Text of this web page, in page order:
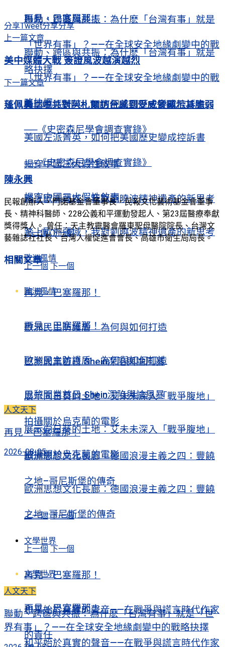
聯動、跨區與共振：為什麽「台灣有事」就是
「世界有事」？——在全球安全地緣劇變中的戰
略抉擇
美國左派菁英，如何把美國歷史變成控訴書
──《史密森尼學會調查實錄》
揭穿中國三大假性敘事
踏上歐洲疆域，我對劉曉波精神遺產的新思考
上一個 下一個
歐洲風情
再見，巴塞羅那！
歐洲民主防護盾 為何與如何打造
巴黎開業首日 Shein深陷輿論風暴
展示向日葵的土地：艾未未深入「戰爭腹地」
拍攝關於烏克蘭的電影
歐洲思想文化長廊：德國浪漫主義之四：豐饒
之地–哥尼斯堡的傳奇
上一個 下一個
文學世界
再見，巴塞羅那！
和平始於真實的聲音——在戰爭與謊言時代作家
的責任
再見，巴塞羅那！
聯動、跨區與共振：為什麽「台灣有事」就是
「世界有事」？——在全球安全地緣劇變中的戰
略抉擇
美國左派菁英，如何把美國歷史變成控訴書
──《史密森尼學會調查實錄》
揭穿中國三大假性敘事
踏上歐洲疆域，我對劉曉波精神遺產的新思考
上一個 下一個
歐洲風情
再見，巴塞羅那！
歐洲民主防護盾 為何與如何打造
巴黎開業首日 Shein深陷輿論風暴
展示向日葵的土地：艾未未深入「戰爭腹地」
拍攝關於烏克蘭的電影
歐洲思想文化長廊：德國浪漫主義之四：豐饒
之地–哥尼斯堡的傳奇
上一個 下一個
文學世界
再見，巴塞羅那！
和平始於真實的聲音——在戰爭與謊言時代作家
分享Tweet分享分享
上一篇文章
美中媒體大戰 簽證風波越演越烈
下一篇文章
蓬佩奧：中共對阿札爾訪台感到受威脅顯示其脆弱
陳永興
民報創辦人，門諾基金會董事長，民報文化藝術基金會董事
長、精神科醫師、228公義和平運動發起人、第23屆醫療奉獻
獎得獎人。 曾任：天主教靈醫會羅東聖母醫院院長、台灣文
藝雜誌社社長、台灣人權促進會會長、高雄市衛生局局長。
相關文章
人文天下
再見，巴塞羅那！
2026-08-05
人文天下
聯動、跨區與共振：為什麽「台灣有事」就是「世
界有事」？——在全球安全地緣劇變中的戰略抉擇